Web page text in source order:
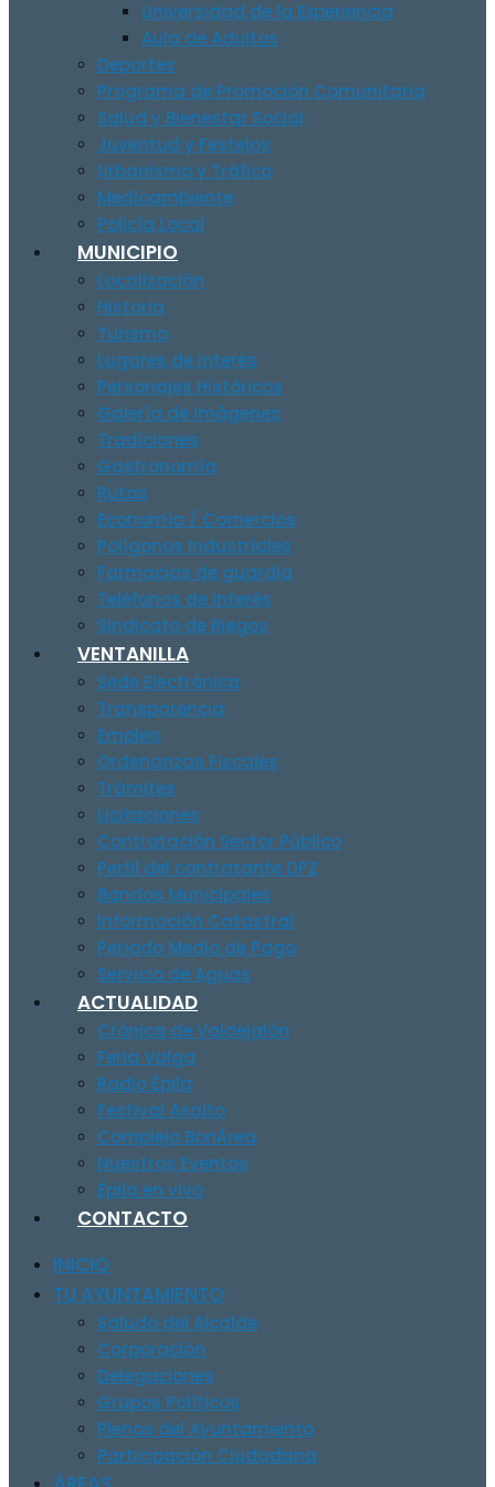
Universidad de la Experiencia
Aula de Adultos
Deportes
Programa de Promoción Comunitaria
Salud y Bienestar Social
Juventud y Festejos
Urbanismo y Tráfico
Medioambiente
Policía Local
MUNICIPIO
Localización
Historia
Turismo
Lugares de Interés
Personajes Históricos
Galería de Imágenes
Tradiciones
Gastronomía
Rutas
Economía / Comercios
Polígonos Industriales
Farmacias de guardia
Teléfonos de Interés
Sindicato de Riegos
VENTANILLA
Sede Electrónica
Transparencia
Empleo
Ordenanzas Fiscales
Trámites
Licitaciones
Contratación Sector Público
Perfil del contratante DPZ
Bandos Municipales
Información Catastral
Período Medio de Pago
Servicio de Aguas
ACTUALIDAD
Crónica de Valdejalón
Feria Valga
Radio Épila
Festival Asalto
Complejo BonÀrea
Nuestros Eventos
Épila en vivo
CONTACTO
INICIO
TU AYUNTAMIENTO
Saludo del Alcalde
Corporación
Delegaciones
Grupos Políticos
Plenos del Ayuntamiento
Participación Ciudadana